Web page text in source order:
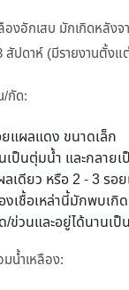
องอักเสบ มักเกิดหลัง
ปดาห์ (มีรายงานตั้งแ
/กัด:
แผลแดง ขนาดเล็ก
เป็นตุ่มน้ำ และกลาย
เดียว หรือ 2 - 3 รอ
งเชื้อเหล่านี้มักพบเกิ
ข่วนและอยู่ได้นานเป็
น้ำเหลือง: